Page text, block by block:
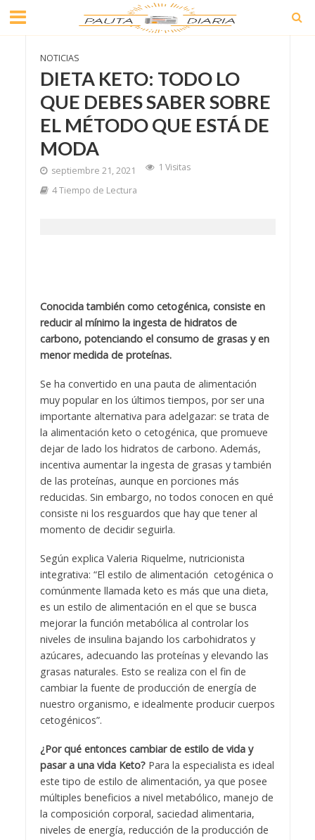
NOTICIAS
DIETA KETO: TODO LO
QUE DEBES SABER SOBRE
EL MÉTODO QUE ESTÁ DE
MODA
septiembre 21, 2021
1 Visitas
4 Tiempo de Lectura
Conocida también como cetogénica, consiste en
reducir al mínimo la ingesta de hidratos de
carbono, potenciando el consumo de grasas y en
menor medida de proteínas.
Se ha convertido en una pauta de alimentación
muy popular en los últimos tiempos, por ser una
importante alternativa para adelgazar: se trata de
la alimentación keto o cetogénica, que promueve
dejar de lado los hidratos de carbono. Además,
incentiva aumentar la ingesta de grasas y también
de las proteínas, aunque en porciones más
reducidas. Sin embargo, no todos conocen en qué
consiste ni los resguardos que hay que tener al
momento de decidir seguirla.
Según explica Valeria Riquelme, nutricionista
integrativa: “El estilo de alimentación cetogénica o
comúnmente llamada keto es más que una dieta,
es un estilo de alimentación en el que se busca
mejorar la función metabólica al controlar los
niveles de insulina bajando los carbohidratos y
azúcares, adecuando las proteínas y elevando las
grasas naturales. Esto se realiza con el fin de
cambiar la fuente de producción de energía de
nuestro organismo, e idealmente producir cuerpos
cetogénicos”.
¿Por qué entonces cambiar de estilo de vida y
pasar a una vida Keto?Para la especialista es ideal
este tipo de estilo de alimentación, ya que posee
múltiples beneficios a nivel metabólico, manejo de
la composición corporal, saciedad alimentaria,
niveles de energía, reducción de la producción de